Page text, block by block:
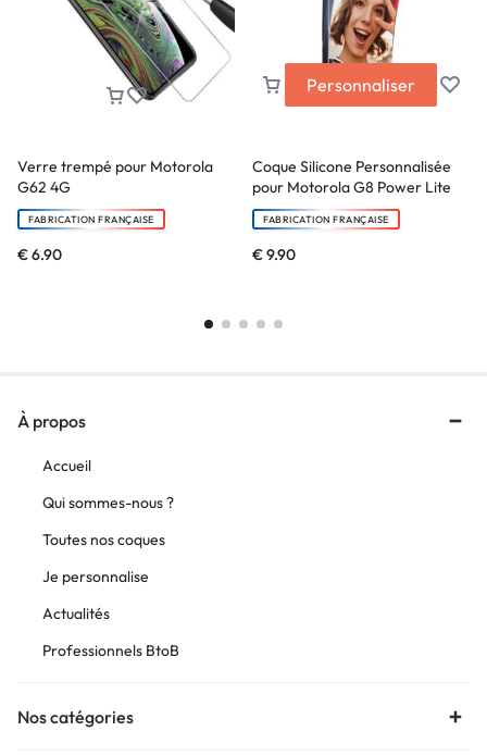
Verre trempé pour Motorola
G62 4G
FABRICATION FRANÇAISE
€6.90
Personnaliser
Coque Silicone Personnalisée
pour Motorola G8 Power Lite
FABRICATION FRANÇAISE
€9.90
À propos
Accueil
Qui sommes-nous ?
Toutes nos coques
Je personnalise
Actualités
Professionnels BtoB
Nos catégories